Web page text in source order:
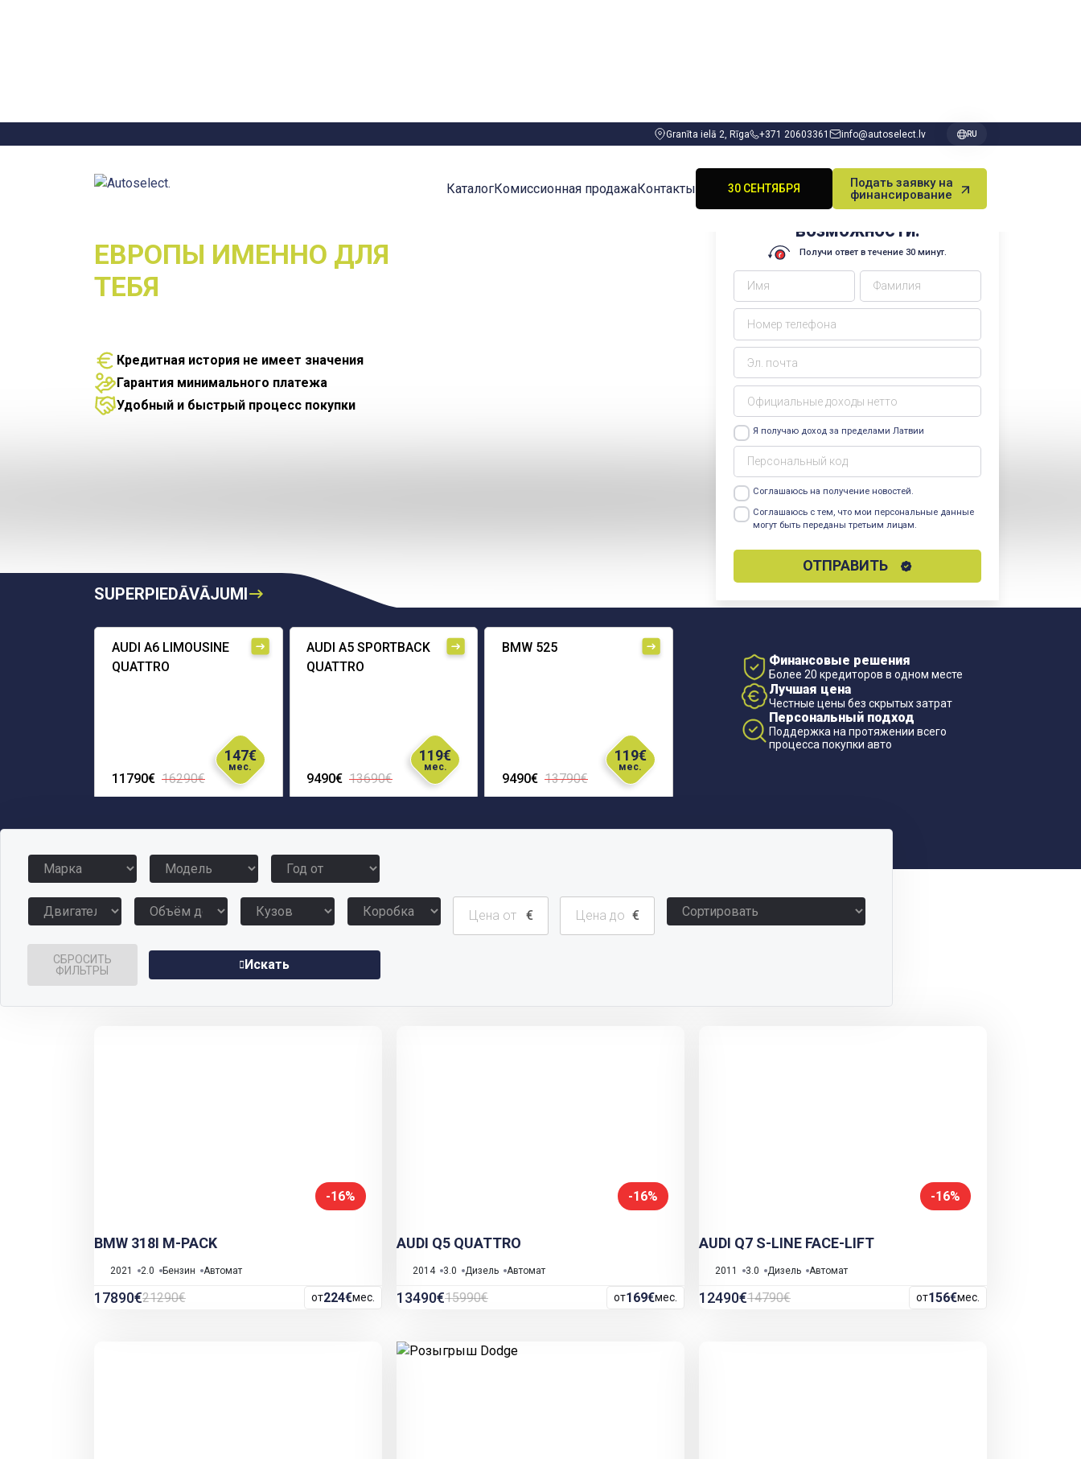
Granīta ielā 2, Rīga +371 20603361 info@autoselect.lv RU
КаталогКомиссионная продажаКонтакты ВЫИГРАЙ DODGE
Подать заявку на
финансирование
Заполни заявку и узнай свои
возможности.
Получи ответ в течение 30 минут.
Я получаю доход за пределами Латвии
Соглашаюсь на получение новостей.
Соглашаюсь с тем, что мои персональные данные
могут быть переданы третьим лицам.
ОТПРАВИТЬ
ЕВРОПЫ ИМЕННО ДЛЯ
ТЕБЯ
Кредитная история не имеет значения
Гарантия минимального платежа
Удобный и быстрый процесс покупки
SUPERPIEDĀVĀJUMI
AUDI A6 LIMOUSINE
QUATTRO
11790€ 16290€
147€
мес.
AUDI A5 SPORTBACK
QUATTRO
9490€ 13690€
119€
мес.
BMW 525
9490€ 13790€
119€
мес.
Финансовые решения
Более 20 кредиторов в одном месте
Лучшая цена
Честные цены без скрытых затрат
Персональный подход
Поддержка на протяжении всего
процесса покупки авто
СБРОСИТЬ
ФИЛЬТРЫ
Искать
-16%
BMW 318I M-PACK
2021 2.0 Бензин Автомат
17890€21290€ от224€мес.
-16%
AUDI Q5 QUATTRO
2014 3.0 Дизель Автомат
13490€15990€ от169€мес.
-16%
AUDI Q7 S-LINE FACE-LIFT
2011 3.0 Дизель Автомат
12490€14790€ от156€мес.